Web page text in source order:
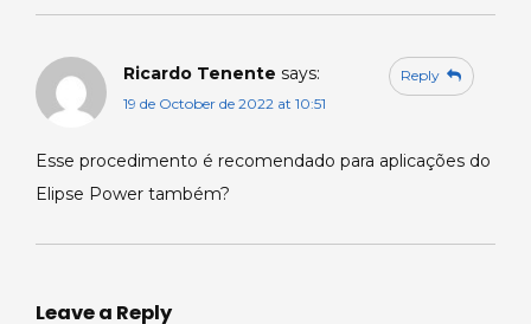
Ricardo Tenente says:
19 de October de 2022 at 10:51
Esse procedimento é recomendado para aplicações do
Elipse Power também?
Reply
Leave a Reply